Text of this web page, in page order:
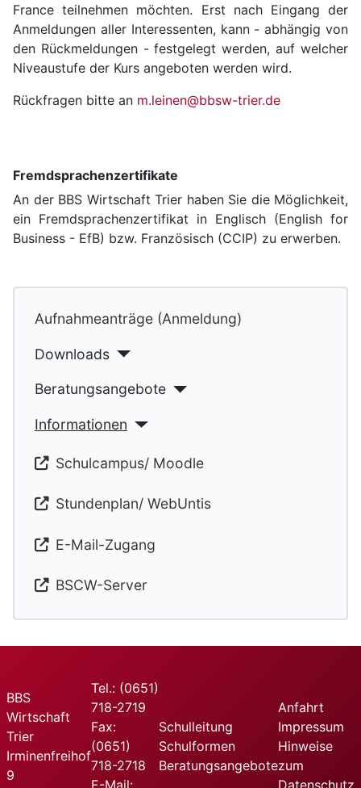
Aufnahmeanträge (Anmeldung)
Downloads
Beratungsangebote
Informationen
Schulcampus/ Moodle
Stundenplan/ WebUntis
E-Mail-Zugang
BSCW-Server
France teilnehmen möchten. Erst nach Eingang der
Anmeldungen aller Interessenten, kann - abhängig von
den Rückmeldungen - festgelegt werden, auf welcher
Niveaustufe der Kurs angeboten werden wird.
Rückfragen bitte an m.leinen@bbsw-trier.de
Fremdsprachenzertifikate
An der BBS Wirtschaft Trier haben Sie die Möglichkeit,
ein Fremdsprachenzertifikat in Englisch (English for
Business - EfB) bzw. Französisch (CCIP) zu erwerben.
BBS
Wirtschaft
Trier
Irminenfreihof
9
Tel.: (0651)
718-2719
Fax:
(0651)
718-2718
Schulleitung
Schulformen
Beratungsangebote
Anfahrt
Impressum
Hinweise
zum